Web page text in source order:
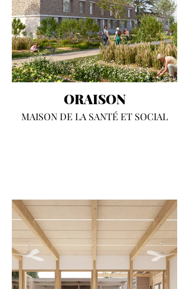
ORAISON
MAISON DE LA SANTÉ ET SOCIAL